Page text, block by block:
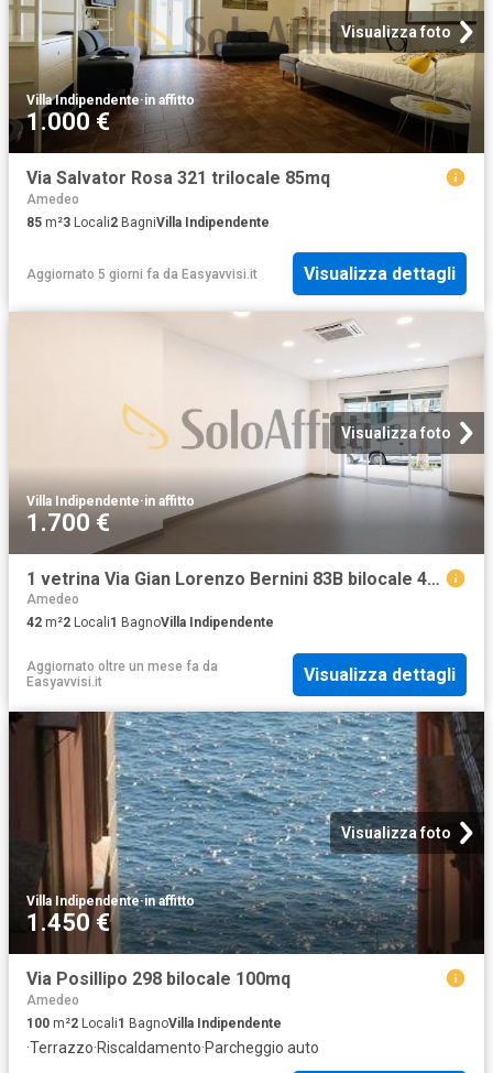
Visualizza foto
Villa Indipendente·in affitto
1.000 €
Via Salvator Rosa 321 trilocale 85mq
Amedeo
85 m²3 Locali2 BagniVilla Indipendente
Aggiornato 5 giorni fa da Easyavvisi.it Visualizza dettagli
Visualizza foto
Villa Indipendente·in affitto
1.700 €
1 vetrina Via Gian Lorenzo Bernini 83B bilocale 42mq
Amedeo
42 m²2 Locali1 BagnoVilla Indipendente
Aggiornato oltre un mese fa da
Easyavvisi.it
Visualizza dettagli
Visualizza foto
Villa Indipendente·in affitto
1.450 €
Via Posillipo 298 bilocale 100mq
Amedeo
100 m²2 Locali1 BagnoVilla Indipendente
·Terrazzo·Riscaldamento·Parcheggio auto